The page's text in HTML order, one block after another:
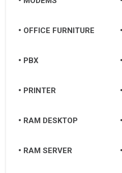
OFFICE FURNITURE
PBX
PRINTER
RAM DESKTOP
RAM SERVER